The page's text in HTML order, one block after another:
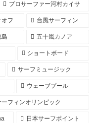
プロサーファー河村カイサ
フ 台風サーフィン
島 五十嵐カノア
ショートボード
サーフミュージック
ウェーブプール
ーフィンオリンピック
日本サーフポイント